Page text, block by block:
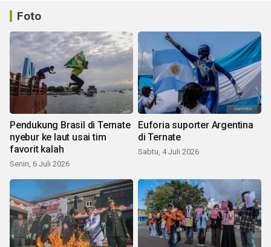
Foto
Pendukung Brasil di Ternate
nyebur ke laut usai tim
favorit kalah
Senin, 6 Juli 2026
Euforia suporter Argentina
di Ternate
Sabtu, 4 Juli 2026